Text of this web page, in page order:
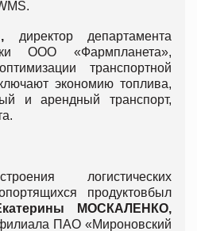
, директор департамента
ООО «Фармпланета»,
транспортной
экономию топлива,
и арендный транспорт,
логистических
продуктовбыл
МОСКАЛЕНКО,
ПАО «Мироновский